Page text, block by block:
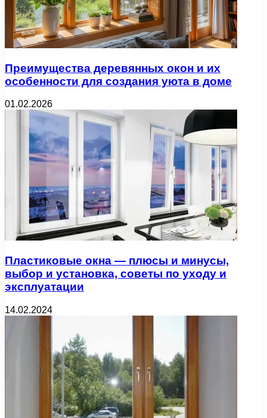
Преимущества деревянных окон и их
особенности для создания уюта в доме
01.02.2026
Пластиковые окна — плюсы и минусы,
выбор и установка, советы по уходу и
эксплуатации
14.02.2024